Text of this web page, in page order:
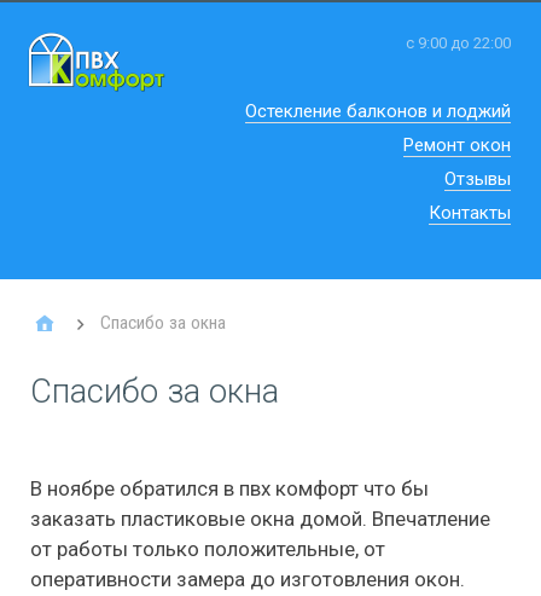
с 9:00 до 22:00
Остекление балконов и лоджий
Ремонт окон
Отзывы
Контакты
Спасибо за окна
Спасибо за окна
В ноябре обратился в пвх комфорт что бы
заказать пластиковые окна домой. Впечатление
от работы только положительные, от
оперативности замера до изготовления окон.